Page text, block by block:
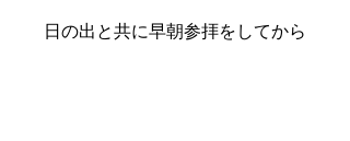
日の出と共に早朝参拝をしてから